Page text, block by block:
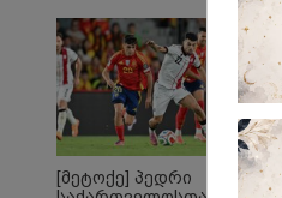
არიან...
[მეტოქე] პედრი